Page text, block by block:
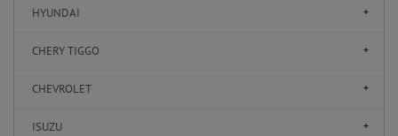
HYUNDAI
CHERY TIGGO
CHEVROLET
ISUZU